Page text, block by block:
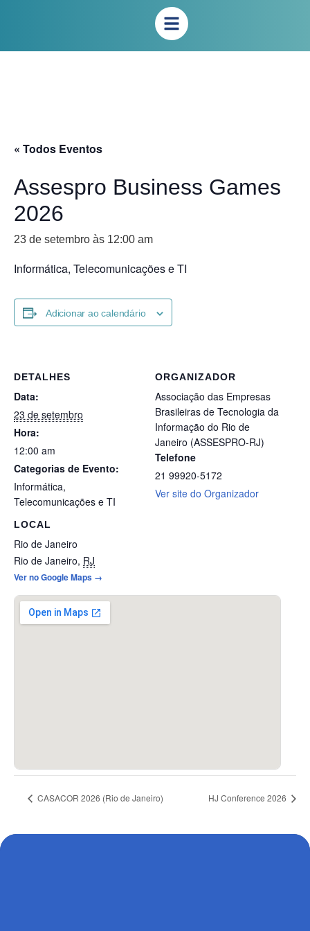
« Todos Eventos
Assespro Business Games
2026
23 de setembro às 12:00 am
Informática, Telecomunicações e TI
Adicionar ao calendário
DETALHES
Data:
23 de setembro
Hora:
12:00 am
Categorias de Evento:
Informática,
Telecomunicações e TI
LOCAL
Rio de Janeiro
Rio de Janeiro, RJ
Ver no Google Maps →
ORGANIZADOR
Associação das Empresas
Brasileiras de Tecnologia da
Informação do Rio de
Janeiro (ASSESPRO-RJ)
Telefone
21 99920-5172
Ver site do Organizador
CASACOR 2026 (Rio de Janeiro) HJ Conference 2026